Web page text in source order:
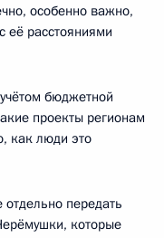
особенно важно,
её расстояниями
бюджетной
проекты регионам
как люди это
передать
которые